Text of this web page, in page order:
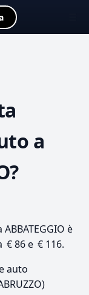
a
è
86 e € 116.
auto